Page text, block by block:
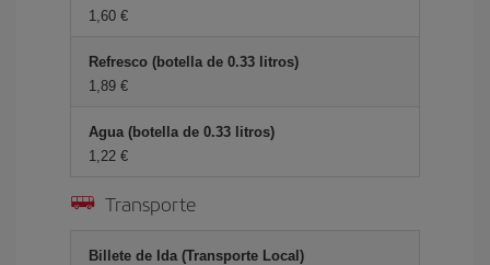
1,60 €
Refresco (botella de 0.33 litros)
1,89 €
Agua (botella de 0.33 litros)
1,22 €
Transporte
Billete de Ida (Transporte Local)